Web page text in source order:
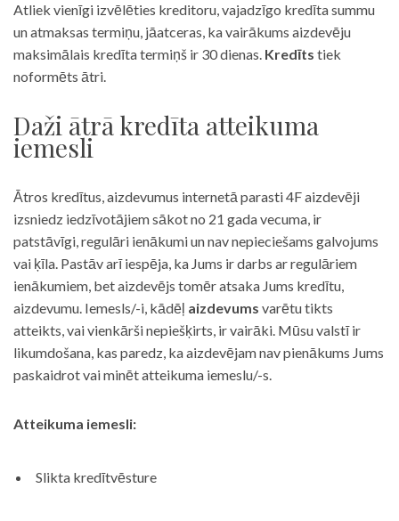
Atliek vienīgi izvēlēties kreditoru, vajadzīgo kredīta summu
un atmaksas termiņu, jāatceras, ka vairākums aizdevēju
maksimālais kredīta termiņš ir 30 dienas. Kredīts tiek
noformēts ātri.
Daži ātrā kredīta atteikuma
iemesli
Ātros kredītus, aizdevumus internetā parasti 4F aizdevēji
izsniedz iedzīvotājiem sākot no 21 gada vecuma, ir
patstāvīgi, regulāri ienākumi un nav nepieciešams galvojums
vai ķīla. Pastāv arī iespēja, ka Jums ir darbs ar regulāriem
ienākumiem, bet aizdevējs tomēr atsaka Jums kredītu,
aizdevumu. Iemesls/-i, kādēļ aizdevums varētu tikts
atteikts, vai vienkārši nepiešķirts, ir vairāki. Mūsu valstī ir
likumdošana, kas paredz, ka aizdevējam nav pienākums Jums
paskaidrot vai minēt atteikuma iemeslu/-s.
Atteikuma iemesli:
Slikta kredītvēsture